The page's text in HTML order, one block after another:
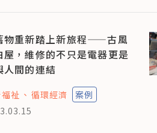
物重新踏上新旅程——古風
屋，維修的不只是電器更是
人間的連結
祉 循環經濟
案例